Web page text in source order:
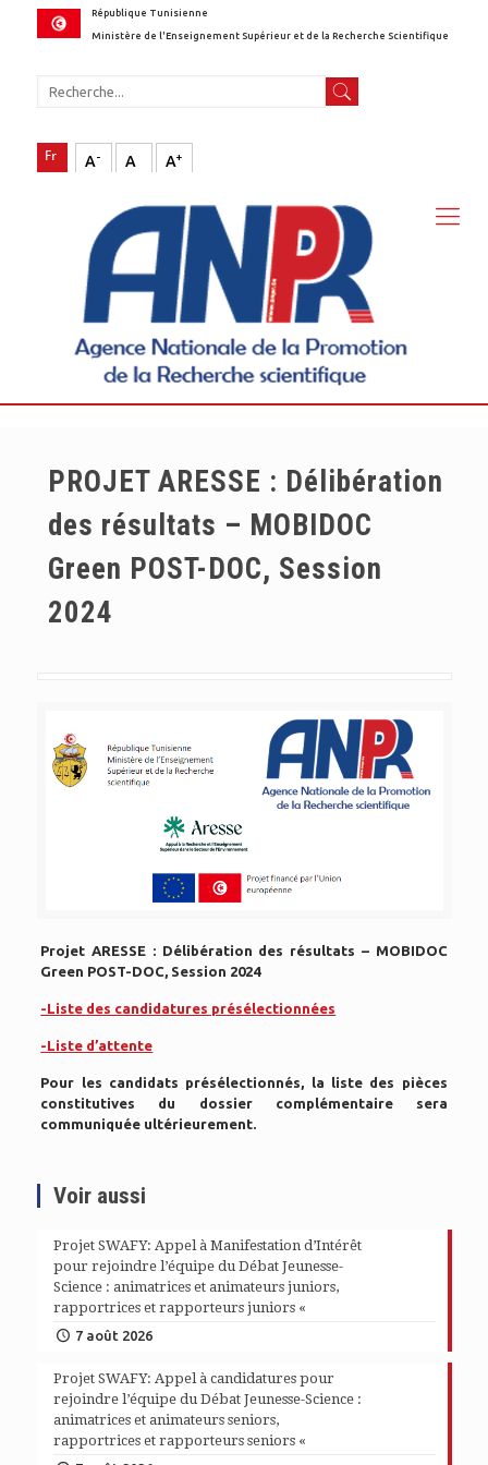
République Tunisienne
Ministère de l'Enseignement Supérieur et de la Recherche Scientifique
A- A A+
PROJET ARESSE : Délibération
des résultats – MOBIDOC
Green POST-DOC, Session
2024
Projet ARESSE : Délibération des résultats – MOBIDOC
Green POST-DOC, Session 2024
-Liste des candidatures présélectionnées
-Liste d’attente
Pour les candidats présélectionnés, la liste des pièces
constitutives du dossier complémentaire sera
communiquée ultérieurement.
Voir aussi
Projet SWAFY: Appel à Manifestation d’Intérêt
pour rejoindre l’équipe du Débat Jeunesse-
Science : animatrices et animateurs juniors,
rapportrices et rapporteurs juniors «
7 août 2026
Projet SWAFY: Appel à candidatures pour
rejoindre l’équipe du Débat Jeunesse-Science :
animatrices et animateurs seniors,
rapportrices et rapporteurs seniors «